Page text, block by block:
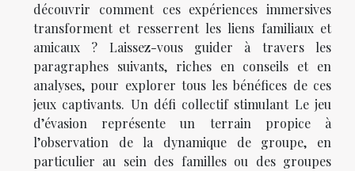
découvrir comment ces expériences immersives
transforment et resserrent les liens familiaux et
amicaux ? Laissez-vous guider à travers les
paragraphes suivants, riches en conseils et en
analyses, pour explorer tous les bénéfices de ces
jeux captivants. Un défi collectif stimulant Le jeu
d’évasion représente un terrain propice à
l’observation de la dynamique de groupe, en
particulier au sein des familles ou des groupes